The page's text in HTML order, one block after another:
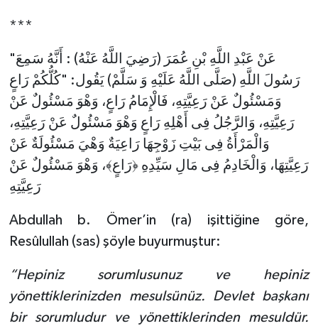
***
"عَنْ عَبْدِ اللَّهِ بْنِ عُمَرَ (رَضِيَ اللَّهُ عَنْهُ) : أَنَّهُ سَمِعَ
رَسُولَ اللَّهِ (صَلَّى اللَّهُ عَلَيْهِ وَ سَلَّمْ) يَقُول: "كُلُّكُمْ رَاعٍ
وَمَسْئُولٌ عَنْ رَعِيَّتِهِ، فَالْإِمَامُ رَاعٍ، وَهْوَ مَسْئُولٌ عَنْ
رَعِيَّتِهِ، وَالرَّجُلُ فِى أَهْلِهِ رَاعٍ وَهْوَ مَسْئُولٌ عَنْ رَعِيَّتِهِ،
وَالْمَرْأَةُ فِى بَيْتِ زَوْجِهَا رَاعِيَةٌ وَهْيَ مَسْئُولَةٌ عَنْ
رَعِيَّتِهَا، وَالْخَادِمُ فِى مَالِ سَيِّدِهِ ﴿رَاعٍ﴾، وَهْوَ مَسْئُولٌ عَنْ
رَعِيَّتِهِ
Abdullah b. Ömer’in (ra) işittiğine göre,
Resûlullah (sas) şöyle buyurmuştur:
“Hepiniz sorumlusunuz ve hepiniz
yönettiklerinizden mesulsünüz. Devlet başkanı
bir sorumludur ve yönettiklerinden mesuldür.
Kırşehir Müftülüğü
Kocaeli Müftülüğü
Konya Müftülüğü
Kütahya Müftülüğü
Malatya Müftülüğü
Manisa Müftülüğü
Mardin Müftülüğü
Mersin Müftülüğü